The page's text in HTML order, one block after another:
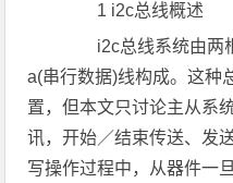
1 i2c总线概述
i2c总线系统由两根
a(串行数据)线构成。这种
置，但本文只讨论主从系
讯，开始／结束传送、发
写操作过程中，从器件一